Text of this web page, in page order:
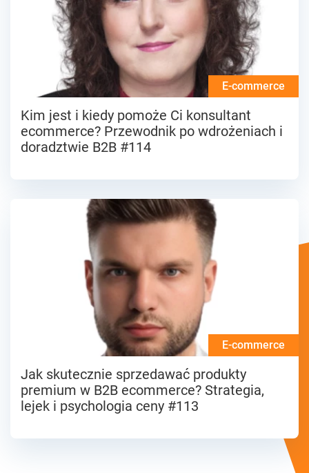
E-commerce
Kim jest i kiedy pomoże Ci konsultant
ecommerce? Przewodnik po wdrożeniach i
doradztwie B2B #114
E-commerce
Jak skutecznie sprzedawać produkty
premium w B2B ecommerce? Strategia,
lejek i psychologia ceny #113